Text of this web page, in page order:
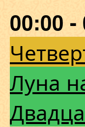
00:00 -
Луна